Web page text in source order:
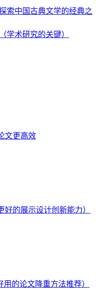
索中国古典文学的经典之
学术研究的关键）
文更高效
的展示设计创新能力）
用的论文降重方法推荐）